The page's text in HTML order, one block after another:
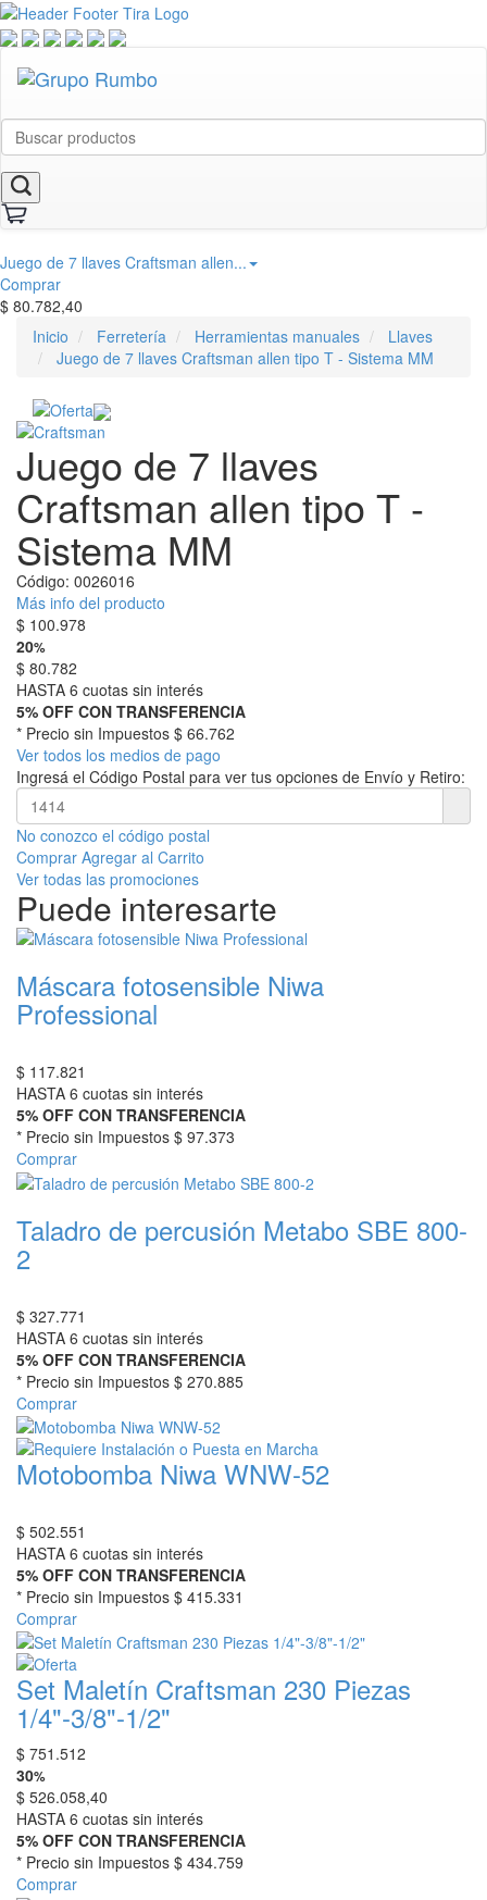
Juego de 7 llaves Craftsman allen...
Comprar
$ 80.782,40
Inicio
Ferretería Herramientas manuales
Llaves
Juego de 7 llaves Craftsman allen tipo T - Sistema MM
Juego de 7 llaves
Craftsman allen tipo T -
Sistema MM
Código: 0026016
Más info del producto
$ 100.978
20%
$ 80.782
HASTA 6 cuotas sin interés
5% OFF CON TRANSFERENCIA
* Precio sin Impuestos $ 66.762
Ver todos los medios de pago
Ingresá el Código Postal para ver tus opciones de Envío y Retiro:
No conozco el código postal
Comprar Agregar al Carrito
Ver todas las promociones
Puede interesarte
Máscara fotosensible Niwa
Professional
$ 117.821
HASTA 6 cuotas sin interés
5% OFF CON TRANSFERENCIA
* Precio sin Impuestos $ 97.373
Comprar
Taladro de percusión Metabo SBE 800-
2
$ 327.771
HASTA 6 cuotas sin interés
5% OFF CON TRANSFERENCIA
* Precio sin Impuestos $ 270.885
Comprar
Motobomba Niwa WNW-52
$ 502.551
HASTA 6 cuotas sin interés
5% OFF CON TRANSFERENCIA
* Precio sin Impuestos $ 415.331
Comprar
Set Maletín Craftsman 230 Piezas
1/4"-3/8"-1/2"
$ 751.512
30%
$ 526.058,40
HASTA 6 cuotas sin interés
5% OFF CON TRANSFERENCIA
* Precio sin Impuestos $ 434.759
Comprar